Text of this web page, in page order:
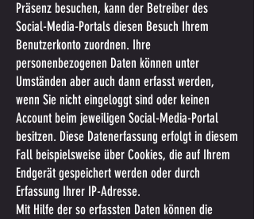
Präsenz besuchen, kann der Betreiber des
Social-Media-Portals diesen Besuch Ihrem
Benutzerkonto zuordnen. Ihre
personenbezogenen Daten können unter
Umständen aber auch dann erfasst werden,
wenn Sie nicht eingeloggt sind oder keinen
Account beim jeweiligen Social-Media-Portal
besitzen. Diese Datenerfassung erfolgt in diesem
Fall beispielsweise über Cookies, die auf Ihrem
Endgerät gespeichert werden oder durch
Erfassung Ihrer IP-Adresse.
Mit Hilfe der so erfassten Daten können die